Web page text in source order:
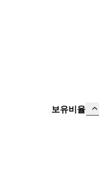
보유비율